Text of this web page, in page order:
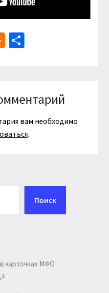
Odnoklassniki
Отправить
вам необходимо
.
Поиск
карточках МФО